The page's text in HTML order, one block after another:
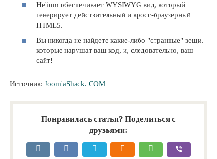
Helium обеспечивает WYSIWYG вид, который
генерирует действительный и кросс-браузерный
HTML5.
Вы никогда не найдете какие-либо "странные" вещи,
которые нарушат ваш код, и, следовательно, ваш
сайт!
Источник: JoomlaShack. COM
Понравилась статья? Поделиться с
друзьями: